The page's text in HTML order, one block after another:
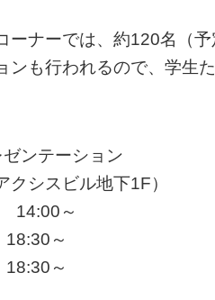
ーナーでは、約120名（
ンも行われるので、学生
ンテーション
シスビル地下1F）
14:00～
～
～